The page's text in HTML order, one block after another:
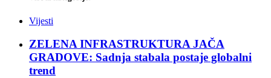
Vijesti
ZELENA INFRASTRUKTURA JAČA
GRADOVE: Sadnja stabala postaje globalni
trend